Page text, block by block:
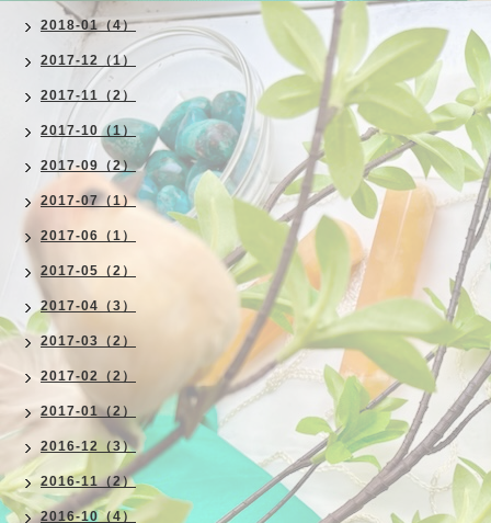
2018-01（4）
2017-12（1）
2017-11（2）
2017-10（1）
2017-09（2）
2017-07（1）
2017-06（1）
2017-05（2）
2017-04（3）
2017-03（2）
2017-02（2）
2017-01（2）
2016-12（3）
2016-11（2）
2016-10（4）